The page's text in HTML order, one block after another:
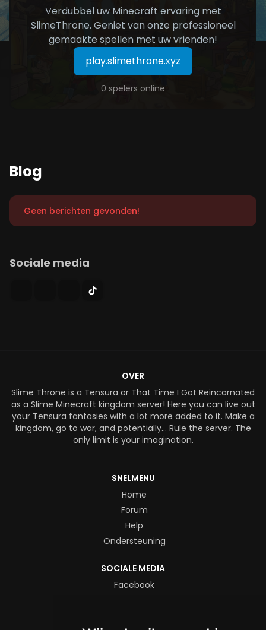
Verdubbel uw Minecraft ervaring met
SlimeThrone. Geniet van onze professioneel
gemaakte spellen met uw vrienden!
play.slimethrone.xyz
0 spelers online
Blog
Geen berichten gevonden!
Sociale media
OVER
Slime Throne is a Tensura or That Time I Got Reincarnated
as a Slime Minecraft kingdom server! Here you can live out
your Tensura fantasies with a lot more added to it. Make a
kingdom, go to war, and potentially… Rule the server. The
only limit is your imagination.
SNELMENU
Home
Forum
Help
Ondersteuning
SOCIALE MEDIA
Facebook